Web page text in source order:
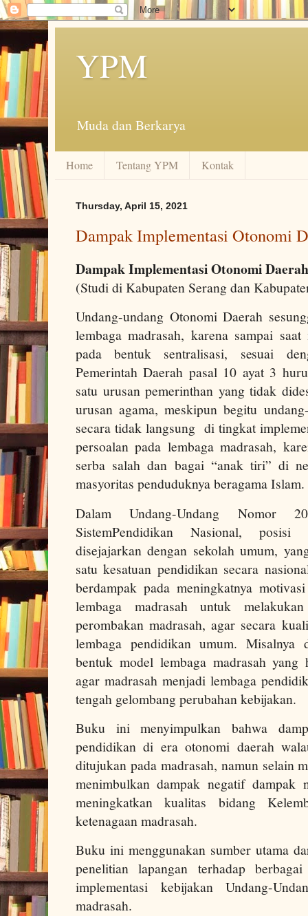
YPM
Muda dan Berkarya
Home Tentang YPM Kontak
Thursday, April 15, 2021
Dampak Implementasi Otonomi
Dampak Implementasi Otonomi
(Studi di Kabupaten Serang dan
Undang-undang Otonomi Daerah
lembaga madrasah, karena sampai
pada bentuk sentralisasi, sesuai
Pemerintah Daerah pasal 10 ayat 3
satu urusan pemerinthan yang tidak
urusan agama, meskipun begitu
secara tidak langsung di tingkat
persoalan pada lembaga madrasah,
serba salah dan bagai “anak tiri” di
masyoritas penduduknya beragama Islam.
Dalam Undang-Undang Nomor
SistemPendidikan Nasional,
disejajarkan dengan sekolah umum,
satu kesatuan pendidikan secara
berdampak pada meningkatnya
lembaga madrasah untuk
perombakan madrasah, agar secara
lembaga pendidikan umum. Misalnya
bentuk model lembaga madrasah yang
agar madrasah menjadi lembaga
tengah gelombang perubahan kebijakan.
Buku ini menyimpulkan bahwa
pendidikan di era otonomi daerah
ditujukan pada madrasah, namun
menimbulkan dampak negatif
meningkatkan kualitas bidang
ketenagaan madrasah.
Buku ini menggunakan sumber utama
penelitian lapangan terhadap
implementasi kebijakan Undang-
madrasah.